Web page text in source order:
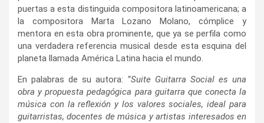
puertas a esta distinguida compositora latinoamericana; a
la compositora Marta Lozano Molano, cómplice y
mentora en esta obra prominente, que ya se perfila como
una verdadera referencia musical desde esta esquina del
planeta llamada América Latina hacia el mundo.
En palabras de su autora: “Suite Guitarra Social es una
obra y propuesta pedagógica para guitarra que conecta la
música con la reflexión y los valores sociales, ideal para
guitarristas, docentes de música y artistas interesados en